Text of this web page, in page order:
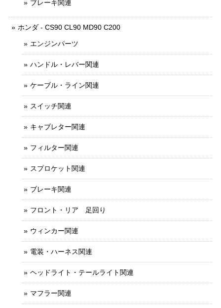
ブレーキ関連
ホンダ - CS90 CL90 MD90 C200
エンジンパーツ
ハンドル・レバー関連
ケーブル・ライン関連
スイッチ関連
キャブレター関連
フィルター関連
スプロケット関連
ブレーキ関連
フロント・リア 足回り
ウィンカー関連
電装・ハーネス関連
ヘッドライト・テールライト関連
マフラー関連